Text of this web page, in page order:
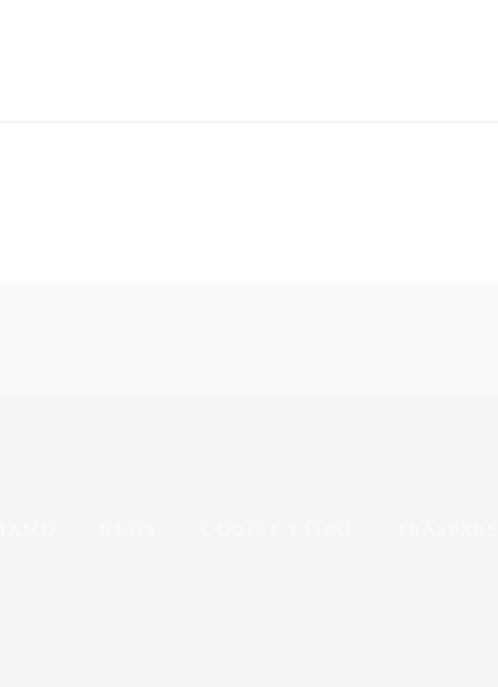
FINE PERIODO ESTIVO ROCCA DI PAPA